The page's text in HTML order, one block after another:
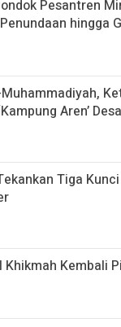
Pesantren
hingga
Aren’
Tiga
Kembali